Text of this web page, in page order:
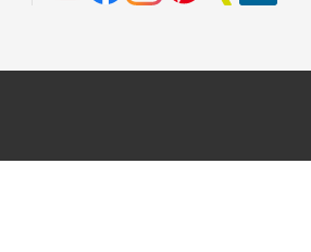
innerhalb Deutschlands